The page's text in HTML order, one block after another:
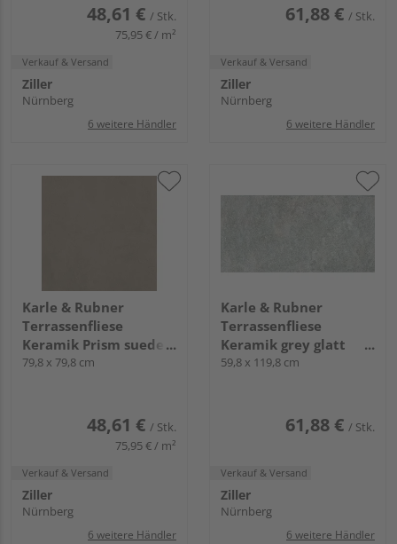
48,61 € / Stk.
75,95 € / m²
Verkauf & Versand
Ziller
Nürnberg
6 weitere Händler
61,88 € / Stk.
Verkauf & Versand
Ziller
Nürnberg
6 weitere Händler
Karle & Rubner
Terrassenfliese
Keramik Prism suede
glatt TERRACON®
79,8 x 79,8 cm
48,61 € / Stk.
75,95 € / m²
Verkauf & Versand
Ziller
Nürnberg
6 weitere Händler
Karle & Rubner
Terrassenfliese
Keramik grey glatt
TERRACON® Athos
59,8 x 119,8 cm
61,88 € / Stk.
Verkauf & Versand
Ziller
Nürnberg
6 weitere Händler